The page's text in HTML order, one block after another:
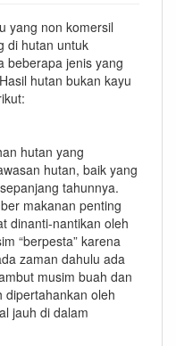
yang non komersil
di hutan untuk
beberapa jenis yang
hutan bukan kayu
hutan yang
hutan, baik yang
tahunnya.
makanan penting
dinanti-nantikan oleh
“berpesta” karena
zaman dahulu ada
musim buah dan
dipertahankan oleh
jauh di dalam